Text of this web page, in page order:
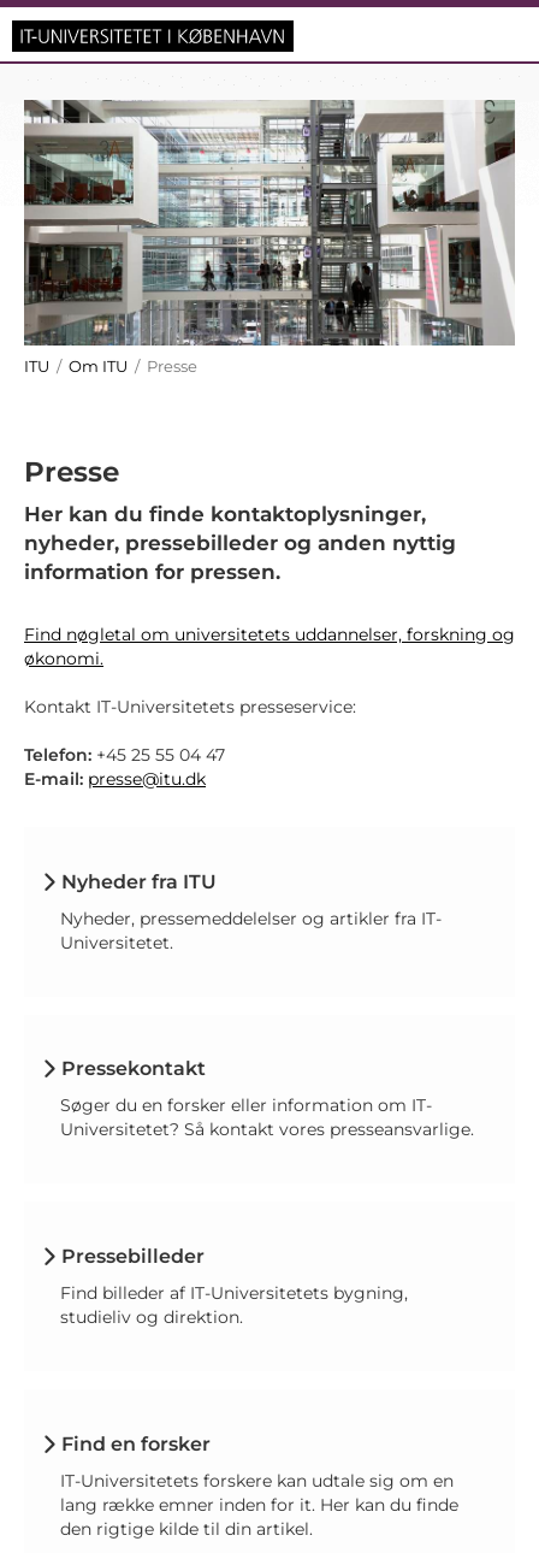
ITU / Om ITU / Presse
Presse
Her kan du finde kontaktoplysninger,
nyheder, pressebilleder og anden nyttig
information for pressen.
Find nøgletal om universitetets uddannelser, forskning og
økonomi.
Kontakt IT-Universitetets presseservice:
Telefon: +45 25 55 04 47
E-mail: presse@itu.dk
Nyheder fra ITU
Nyheder, pressemeddelelser og artikler fra IT-
Universitetet.
Pressekontakt
Søger du en forsker eller information om IT-
Universitetet? Så kontakt vores presseansvarlige.
Pressebilleder
Find billeder af IT-Universitetets bygning,
studieliv og direktion.
Find en forsker
IT-Universitetets forskere kan udtale sig om en
lang række emner inden for it. Her kan du finde
den rigtige kilde til din artikel.